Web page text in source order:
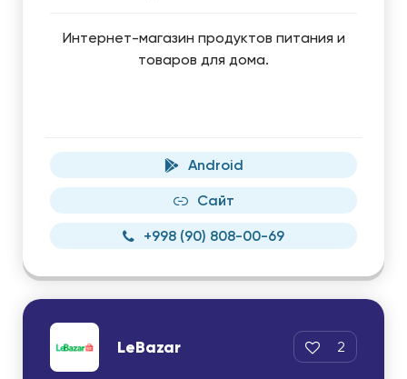
Интернет-магазин продуктов питания и
товаров для дома.
Android
Сайт
+998 (90) 808-00-69
LeBazar 2